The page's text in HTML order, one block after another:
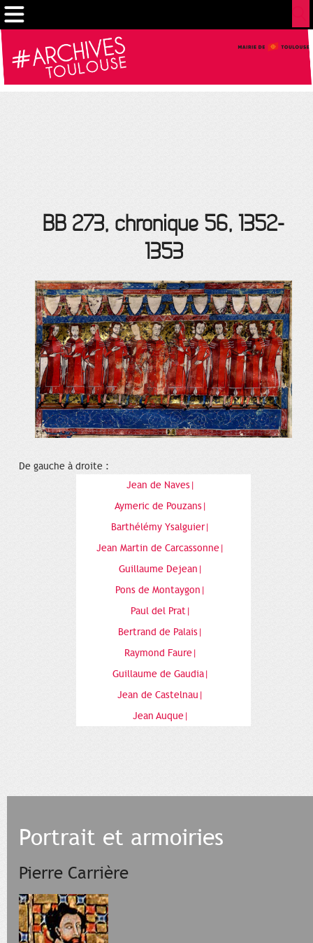
BB 273, chronique 56, 1352-
1353
De gauche à droite :
Jean de Naves|
Aymeric de Pouzans|
Barthélémy Ysalguier|
Jean Martin de Carcassonne|
Guillaume Dejean|
Pons de Montaygon|
Paul del Prat|
Bertrand de Palais|
Raymond Faure|
Guillaume de Gaudia|
Jean de Castelnau|
Jean Auque|
Portrait et armoiries
Pierre Carrière
Cookies management panel